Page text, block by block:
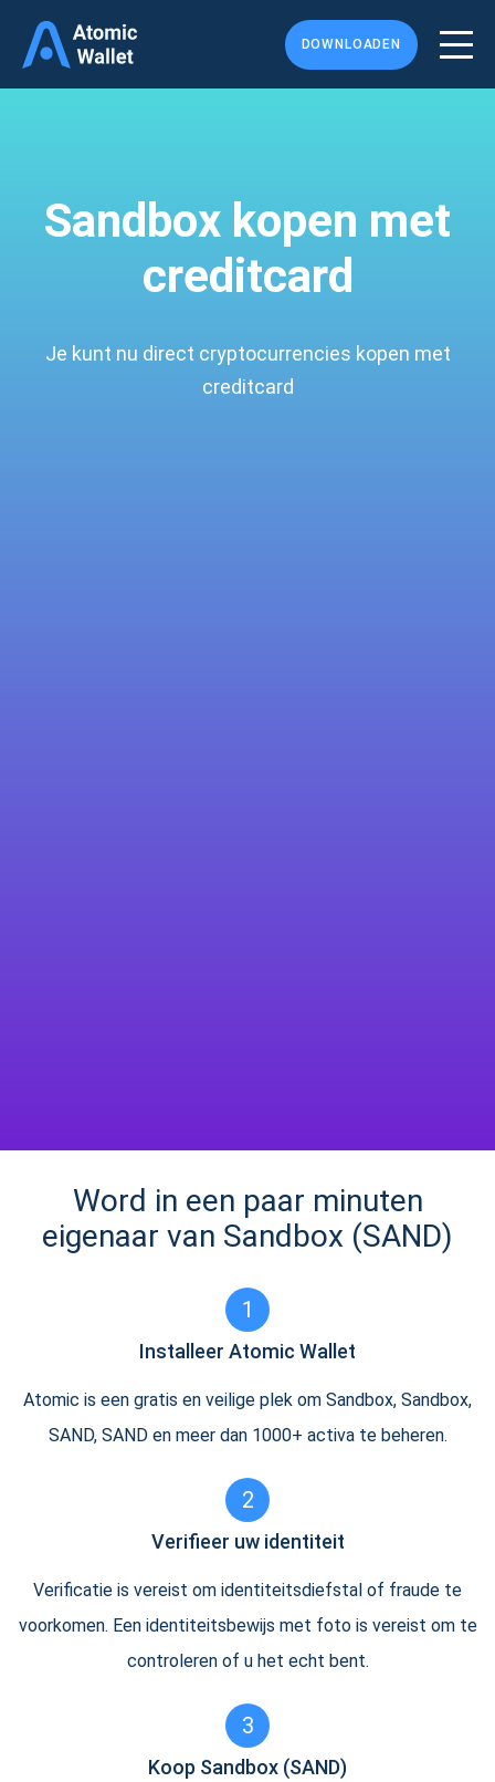
DOWNLOADEN
Sandbox kopen met
creditcard
Je kunt nu direct cryptocurrencies kopen met
creditcard
Word in een paar minuten
eigenaar van Sandbox (SAND)
1
Installeer Atomic Wallet
Atomic is een gratis en veilige plek om Sandbox, Sandbox,
SAND, SAND en meer dan 1000+ activa te beheren.
2
Verifieer uw identiteit
Verificatie is vereist om identiteitsdiefstal of fraude te
voorkomen. Een identiteitsbewijs met foto is vereist om te
controleren of u het echt bent.
3
Koop Sandbox (SAND)